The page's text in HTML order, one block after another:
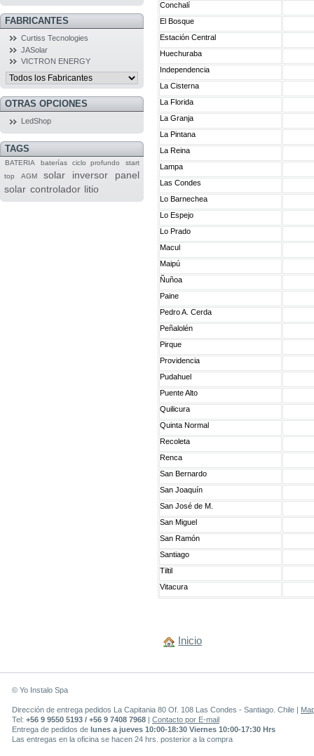
FABRICANTES
Curtiss Tecnologies
JASolar
VICTRON ENERGY
OTRAS OPCIONES
LedShop
TAGS
BATERIA baterías ciclo profundo
start
top
AGM solar inversor
panel
solar controlador litio
Conchalí
El Bosque
Estación Central
Huechuraba
Independencia
La Cisterna
La Florida
La Granja
La Pintana
La Reina
Lampa
Las Condes
Lo Barnechea
Lo Espejo
Lo Prado
Macul
Maipú
Ñuñoa
Paine
Pedro A. Cerda
Peñalolén
Pirque
Providencia
Pudahuel
Puente Alto
Quilicura
Quinta Normal
Recoleta
Renca
San Bernardo
San Joaquín
San José de M.
San Miguel
San Ramón
Santiago
Tiltil
Vitacura
Inicio
© Yo Instalo Spa
Dirección de entrega pedidos La Capitania 80 Of. 108 Las Condes - Santiago. Chile |
Tel: +56 9 9550 5193 / +56 9 7408 7968 | Contacto por E-mail
Entrega de pedidos de lunes a jueves 10:00-18:30 Viernes 10:00-17:30 Hrs
Las entregas en la oficina se hacen 24 hrs. posterior a la compra